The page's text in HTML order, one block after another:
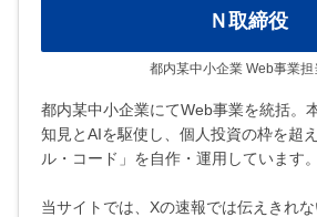
Ｎ取締役
都内某中小企業 Web事業担
都内某中小企業にてWeb事業を統括。
知見とAIを駆使し、個人投資の枠を超
ル・コード」を自作・運用しています。
当サイトでは、Xの速報では伝えきれ